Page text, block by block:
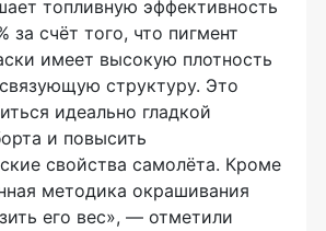
топливную эффективность
за счёт того, что пигмент
имеет высокую плотность
структуру. Это
идеально гладкой
и повысить
свойства самолёта. Кроме
методика окрашивания
его вес», — отметили